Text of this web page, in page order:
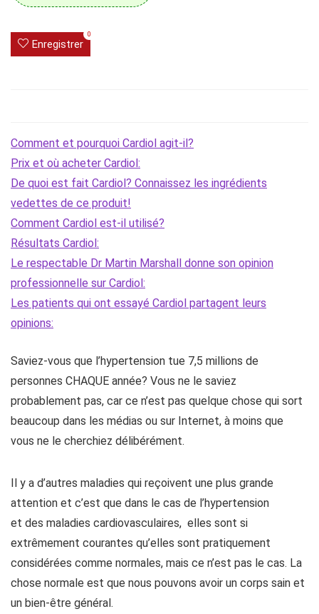
Enregistrer
0
Comment et pourquoi Cardiol agit-il?
Prix ​​et où acheter Cardiol:
De quoi est fait Cardiol? Connaissez les ingrédients
vedettes de ce produit!
Comment Cardiol est-il utilisé?
Résultats Cardiol:
Le respectable Dr Martin Marshall donne son opinion
professionnelle sur Cardiol:
Les patients qui ont essayé Cardiol partagent leurs
opinions:
Saviez-vous que l’hypertension tue 7,5 millions de
personnes CHAQUE année? Vous ne le saviez
probablement pas, car ce n’est pas quelque chose qui sort
beaucoup dans les médias ou sur Internet, à moins que
vous ne le cherchiez délibérément.
Il y a d’autres maladies qui reçoivent une plus grande
attention et c’est que dans le cas de l’hypertension
et des maladies cardiovasculaires, elles sont si
extrêmement courantes qu’elles sont pratiquement
considérées comme normales, mais ce n’est pas le cas. La
chose normale est que nous pouvons avoir un corps sain et
un bien-être général.